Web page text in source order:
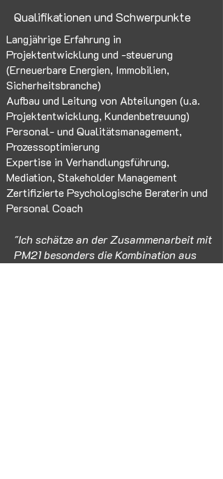
Qualifikationen und Schwerpunkte
Langjährige Erfahrung in
Projektentwicklung und -steuerung
(Erneuerbare Energien, Immobilien,
Sicherheitsbranche)
Aufbau und Leitung von Abteilungen (u.a.
Projektentwicklung, Kundenbetreuung)
Personal- und Qualitätsmanagement,
Prozessoptimierung
Expertise in Verhandlungsführung,
Mediation, Stakeholder Management
Zertifizierte Psychologische Beraterin und
Personal Coach
"Ich schätze an der Zusammenarbeit mit
PM21 besonders die Kombination aus